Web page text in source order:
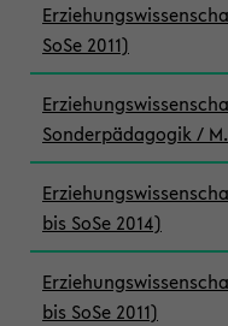
SoSe 2011)
Sonderpädagogik /
bis SoSe 2014)
bis SoSe 2011)